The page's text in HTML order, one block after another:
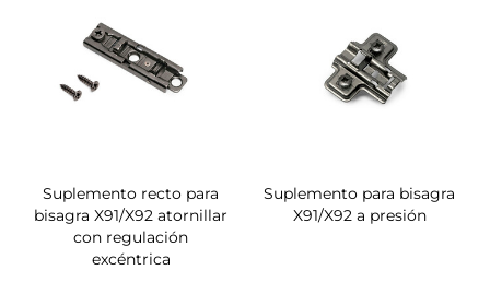
Suplemento recto para
bisagra X91/X92 atornillar
con regulación
excéntrica
Suplemento para bisagra
X91/X92 a presión